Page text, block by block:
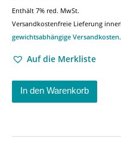
Enthält 7% red. MwSt.
Versandkostenfreie Lieferung
gewichtsabhängige Versandkosten.
Auf die Merkliste
In den Warenkorb